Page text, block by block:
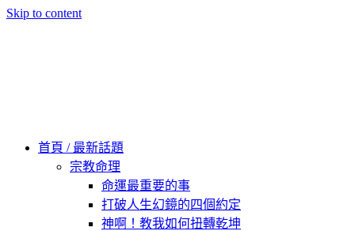
Skip to content
首頁 / 最新話題
宗教命理
命運最重要的事
打破人生幻鏡的四個約定
神啊！教我如何扭轉乾坤